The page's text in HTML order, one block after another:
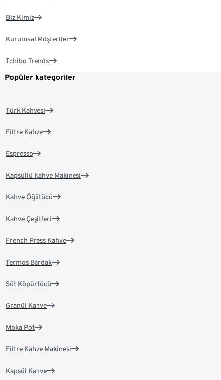
Biz Kimiz
Kurumsal Müşteriler
Tchibo Trends
Popüler kategoriler
Türk Kahvesi
Filtre Kahve
Espresso
Kapsüllü Kahve Makinesi
Kahve Öğütücü
Kahve Çeşitleri
French Press Kahve
Termos Bardak
Süt Köpürtücü
Granül Kahve
Moka Pot
Filtre Kahve Makinesi
Kapsül Kahve